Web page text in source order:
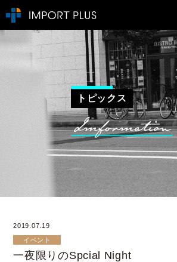
トピックス
2019.07.19
イベント
一夜限りのSpcial Night